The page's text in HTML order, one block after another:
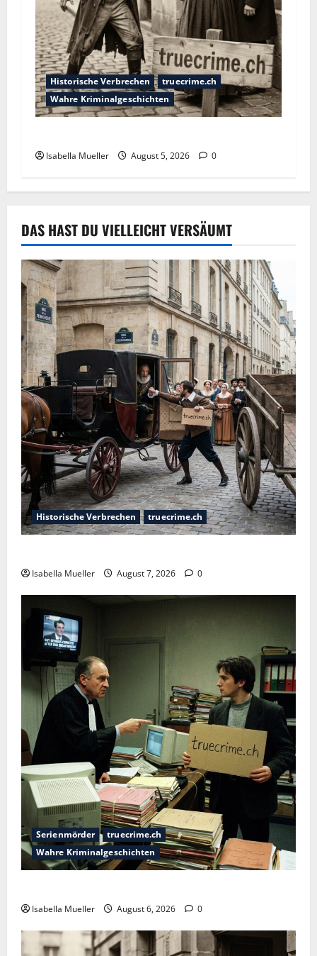
Historische Verbrechen
truecrime.ch
Wahre Kriminalgeschichten
Isabella Mueller August 5, 2026 0
DAS HAST DU VIELLEICHT VERSÄUMT
Historische Verbrechen truecrime.ch
Isabella Mueller August 7, 2026 0
Serienmörder
truecrime.ch
Wahre Kriminalgeschichten
Isabella Mueller August 6, 2026 0